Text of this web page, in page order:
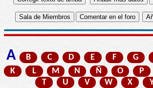
A B C D E F G
K
L M N Ñ O P
T
U V W X